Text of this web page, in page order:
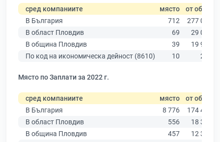
сред компаниите място от общо
В България
712
277 019
В област Пловдив
69
29 067
В община Пловдив
39
19 939
По код на икономическа дейност (8610)
10 285
Място по Заплати за 2022 г.
сред компаниите място от общо
В България
8 776
174 403
В област Пловдив
556
18 305
В община Пловдив
457
12 387